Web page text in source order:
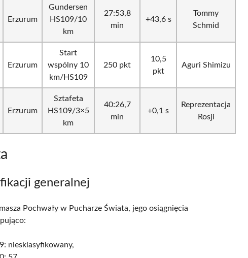
Erzurum
Gundersen
HS109/10
km
27:53,8
min
+43,6 s
Tommy
Schmid
Erzurum
Start
wspólny 10
km/HS109
250 pkt
10,5
pkt
Aguri Shimizu
Erzurum
Sztafeta
HS109/3×5
km
40:26,7
min
+0,1 s
Reprezentacja
Rosji
generalnej
Pochwały w Pucharze Świata, jego osiągnięcia
niesklasyfikowany,